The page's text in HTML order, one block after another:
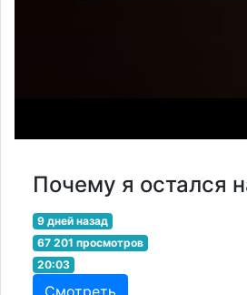
Почему я остался
9 дней назад
67 201 просмотров
20:03